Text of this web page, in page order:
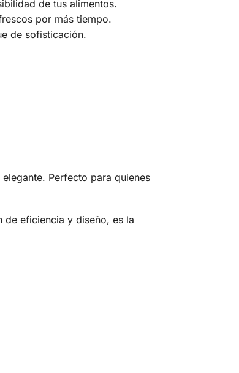
de tus alimentos.
por más tiempo.
de sofisticación.
Perfecto para quienes
de eficiencia y diseño, es la